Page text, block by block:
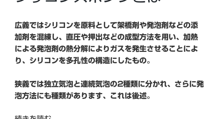
越
化
学
&
メ
ン
ィ
広義ではシリコンを原料として架橋剤や発泡剤などの添
加剤を混練し、直圧や押出などの成型方法を用い、加熱
による発泡剤の熱分解によりガスを発生させることによ
り、シリコンを多孔性の構造にしたもの。
狭義では独立気泡と連続気泡の2種類に分かれ、さらに発
泡方法にも種類があります、これは後述。